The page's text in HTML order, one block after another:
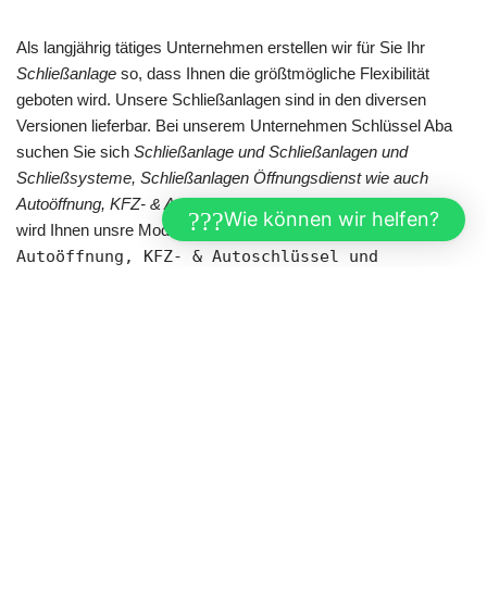
Als langjährig tätiges Unternehmen erstellen wir für Sie Ihr
Schließanlage so, dass Ihnen die größtmögliche Flexibilität
geboten wird. Unsere Schließanlagen sind in den diversen
Versionen lieferbar. Bei unserem Unternehmen Schlüssel Aba
suchen Sie sich Schließanlage und Schließanlagen und
Schließsysteme, Schließanlagen Öffnungsdienst wie auch
Autoöffnung, KFZ- & AutoschlüsselIhrer Wahl aus. Gefallen
wird Ihnen unsre Modellvielfalt bei Schließanlage,
Autoöffnung, KFZ- & Autoschlüssel und
Wie können wir helfen?